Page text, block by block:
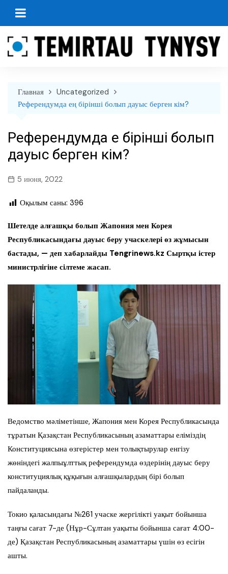
перейти
Главная
Uncategorized
Референдумда ең бірінші болып дауыс берген кім?
Референдумда ең бірінші болып
дауыс берген кім?
5 июня, 2022
Оқылым саны: 396
Шетелде алғашқы болып Жапония мен Корея
Республикасындағы дауыс беру учаскелері өз жұмысын
бастады, — деп хабарлайды Tengrinews.kz Сыртқы істер
министрлігіне сілтеме жасап.
Ведомство мәліметінше, Жапония мен Корея Республикасында
тұратын Қазақстан Республикасының азаматтары еліміздің
Конституциясына өзгерістер мен толықтырулар енгізу
жөніндегі жалпыұлттық референдумда өздерінің дауыс беру
конституциялық құқығын алғашқылардың бірі болып
пайдаланды.
Токио қаласындағы №261 учаске жергілікті уақыт бойынша
таңғы сағат 7-де (Нұр-Сұлтан уақыты бойынша сағат 4:00-
де) Қазақстан Республикасының азаматтары үшін өз есігін
ашты.